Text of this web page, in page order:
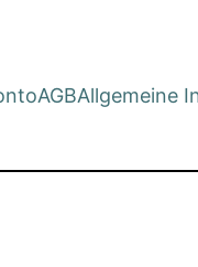
AGBAllgemeine